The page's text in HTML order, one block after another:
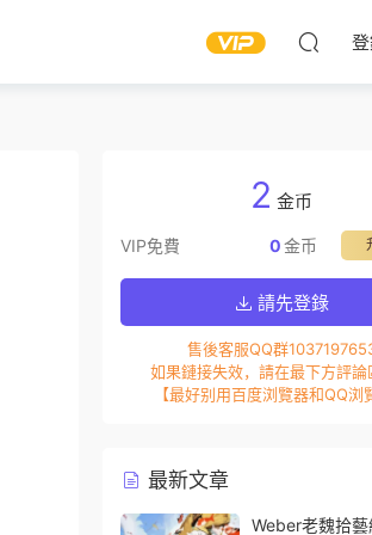
2 金币
VIP免費 0金币
請先登錄
售後客服QQ群
如果鏈接失效，請在最下方評論
【最好别用百度浏覽器和QQ浏
最新文章
Weber老魏拾